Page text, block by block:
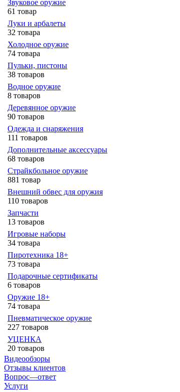
Звуковое оружие
61 товар
Луки и арбалеты
32 товара
Холодное оружие
74 товара
Пульки, пистоны
38 товаров
Водное оружие
8 товаров
Деревянное оружие
90 товаров
Одежда и снаряжения
111 товаров
Дополнительные аксессуары
68 товаров
Страйкбольное оружие
881 товар
Внешний обвес для оружия
110 товаров
Запчасти
13 товаров
Игровые наборы
34 товара
Пиротехника 18+
73 товара
Подарочные сертификаты
6 товаров
Оружие 18+
74 товара
Пневматическое оружие
227 товаров
УЦЕНКА
20 товаров
Видеообзоры
Отзывы клиентов
Вопрос—ответ
Услуги